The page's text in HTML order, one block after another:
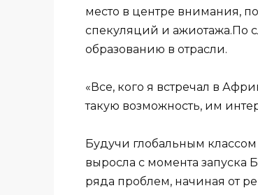
место в центре внимания,
спекуляций и ажиотажа.По
образованию в отрасли.
«Все, кого я встречал в
такую ​​возможность, им
Будучи глобальным
выросла с момента запуска
ряда проблем, начиная от